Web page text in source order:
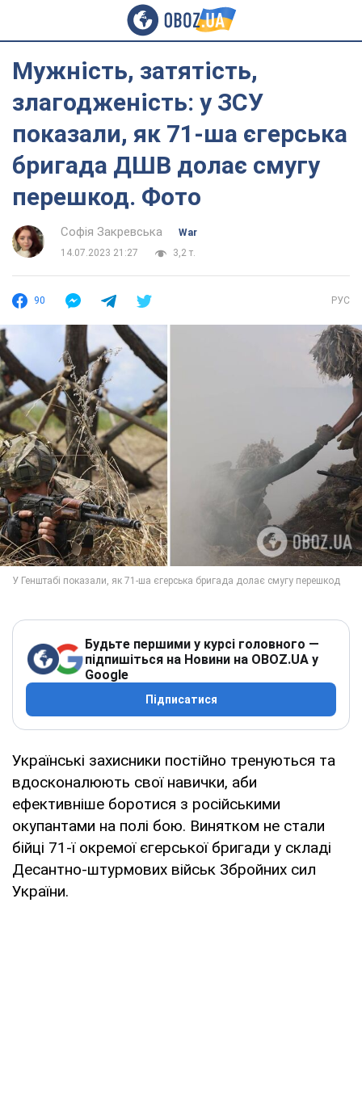
Мужність, затятість,
злагодженість: у ЗСУ
показали, як 71-ша єгерська
бригада ДШВ долає смугу
перешкод. Фото
Софія Закревська
War
14.07.2023 21:27
3,2 т.
90 РУС
Будьте першими у курсі головного —
підпишіться на Новини на OBOZ.UA у
Google
Підписатися
Українські захисники постійно тренуються та
вдосконалюють свої навички, аби
ефективніше боротися з російськими
окупантами на полі бою. Винятком не стали
бійці 71-ї окремої єгерської бригади у складі
Десантно-штурмових військ Збройних сил
України.